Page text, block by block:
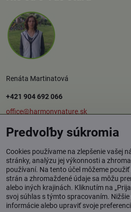
Renáta Martinatová
+421 904 692 066
office@harmonynature.sk
O spoločnosti
Harmony Nature s.r.o.
Štúrova 37, 949 01 Nitra
Osobný odber tovaru: Rybník / okr.
Predvoľby súkromia
Cookies používame na zlepšenie vašej
stránky, analýzu jej výkonnosti a
používaní. Na tento účel môžeme
strán a zhromaždené údaje sa môžu
alebo iných krajinách. Kliknutím na
svoj súhlas s týmto spracovaním.
informácie alebo upraviť svoje